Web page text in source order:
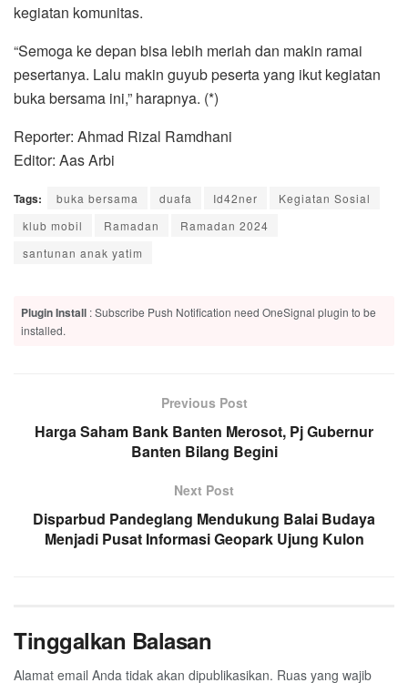
kegiatan komunitas.
“Semoga ke depan bisa lebih meriah dan makin ramai
pesertanya. Lalu makin guyub peserta yang ikut kegiatan
buka bersama ini,” harapnya. (*)
Reporter: Ahmad Rizal Ramdhani
Editor: Aas Arbi
Tags: buka bersama duafa Id42ner
Kegiatan Sosial
klub mobil
Ramadan
Ramadan 2024
santunan anak yatim
Plugin Install : Subscribe Push Notification need OneSignal plugin to be
installed.
Previous Post
Harga Saham Bank Banten Merosot, Pj Gubernur
Banten Bilang Begini
Next Post
Disparbud Pandeglang Mendukung Balai Budaya
Menjadi Pusat Informasi Geopark Ujung Kulon
Tinggalkan Balasan
Alamat email Anda tidak akan dipublikasikan. Ruas yang wajib